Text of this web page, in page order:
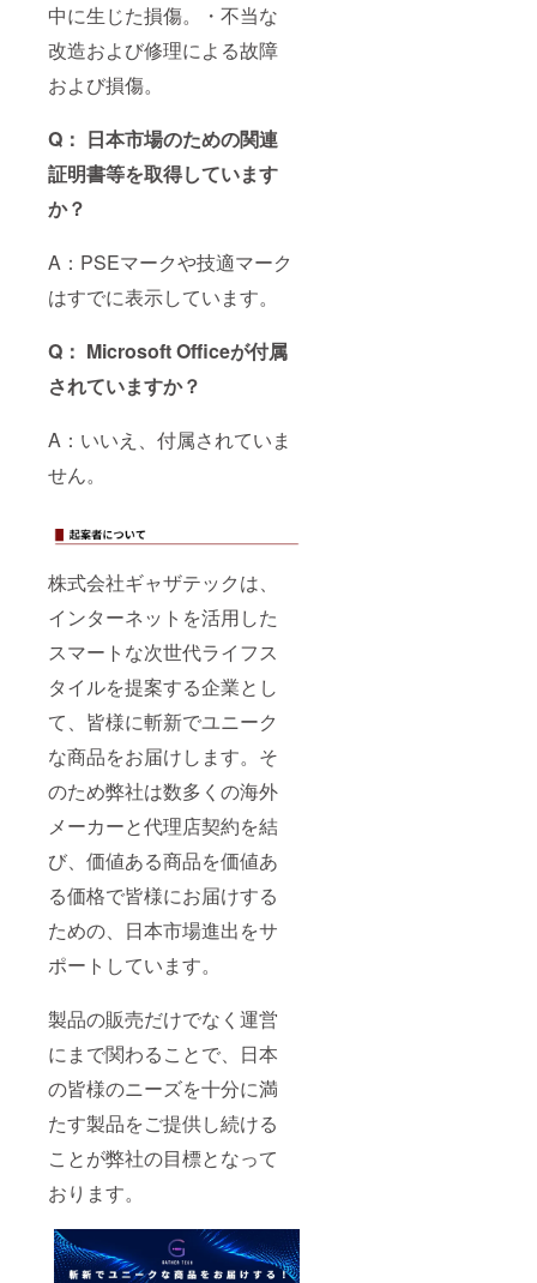
中に生じた損傷。・不当な
改造および修理による故障
および損傷。
Q： 日本市場のための関連
証明書等を取得しています
か？
A：PSEマークや技適マーク
はすでに表示しています。
Q： Microsoft Officeが付属
されていますか？
A：いいえ、付属されていま
せん。
株式会社ギャザテックは、
インターネットを活用した
スマートな次世代ライフス
タイルを提案する企業とし
て、皆様に斬新でユニーク
な商品をお届けします。そ
のため弊社は数多くの海外
メーカーと代理店契約を結
び、価値ある商品を価値あ
る価格で皆様にお届けする
ための、日本市場進出をサ
ポートしています。
製品の販売だけでなく運営
にまで関わることで、日本
の皆様のニーズを十分に満
たす製品をご提供し続ける
ことが弊社の目標となって
おります。